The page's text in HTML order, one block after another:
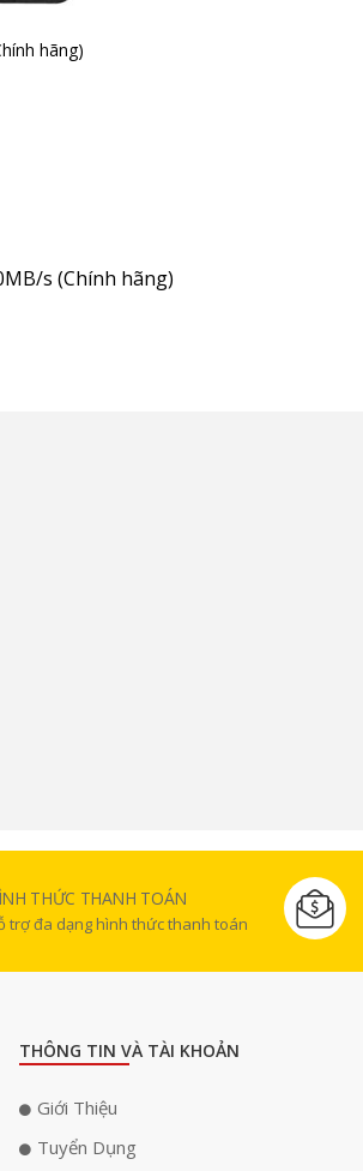
hãng)
s (Chính hãng)
THỨC THANH TOÁN
trợ đa dạng hình thức thanh toán
THÔNG TIN VÀ TÀI KHOẢN
Giới Thiệu
Tuyển Dụng